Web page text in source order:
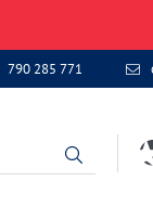
790 285 771